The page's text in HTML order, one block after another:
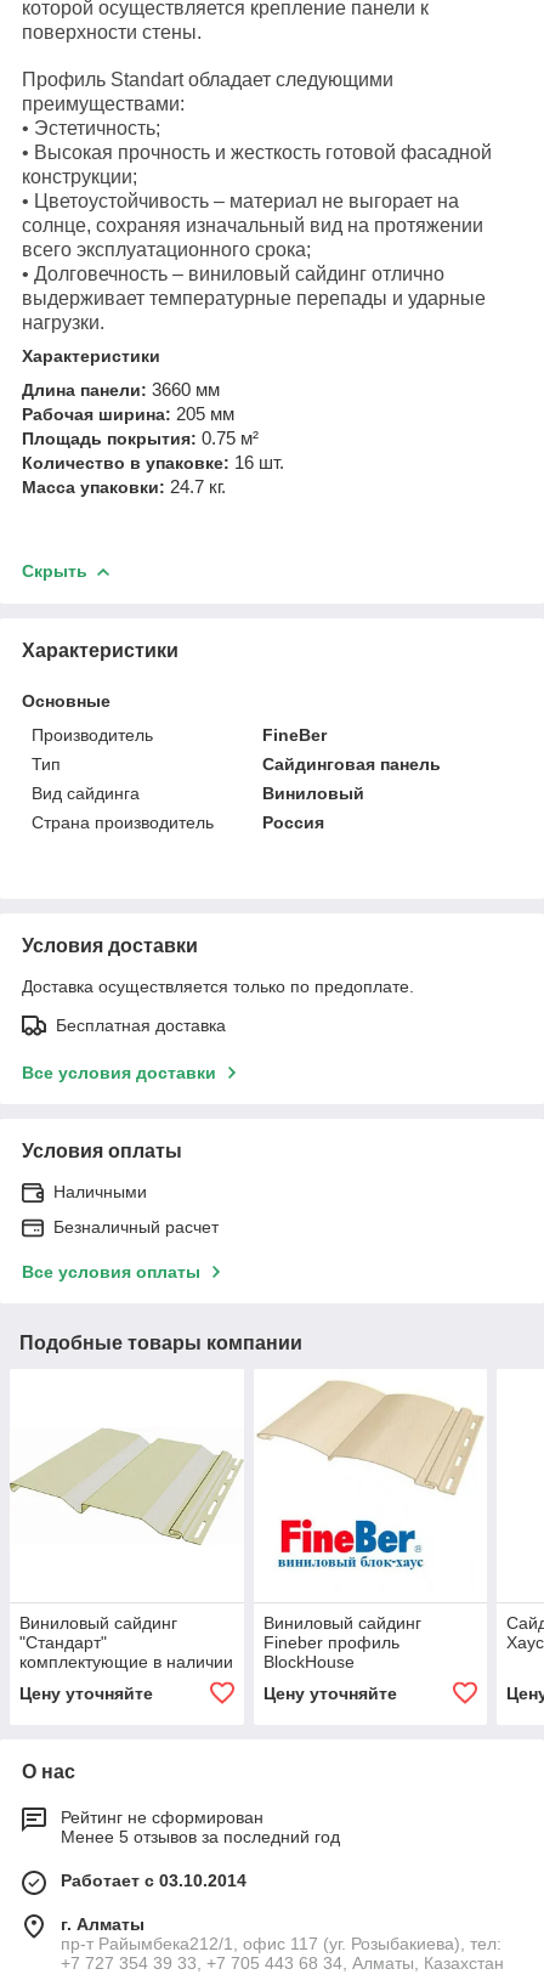
которой осуществляется крепление панели к
поверхности стены.
Профиль Standart обладает следующими
преимуществами:
• Эстетичность;
• Высокая прочность и жесткость готовой фасадной
конструкции;
• Цветоустойчивость – материал не выгорает на
солнце, сохраняя изначальный вид на протяжении
всего эксплуатационного срока;
• Долговечность – виниловый сайдинг отлично
выдерживает температурные перепады и ударные
нагрузки.
Характеристики
Длина панели: 3660 мм
Рабочая ширина: 205 мм
Площадь покрытия: 0.75 м²
Количество в упаковке: 16 шт.
Масса упаковки: 24.7 кг.
Скрыть
Характеристики
Основные
Производитель
FineBer
Тип
Сайдинговая панель
Вид сайдинга
Виниловый
Страна производитель
Россия
Условия доставки
Доставка осуществляется только по предоплате.
Бесплатная доставка
Все условия доставки
Условия оплаты
Наличными
Безналичный расчет
Все условия оплаты
Подобные товары компании
Виниловый сайдинг
"Стандарт"
комплектующие в наличии
Цену уточняйте
Виниловый сайдинг
Fineber профиль
BlockHouse
Цену уточняйте
О нас
Рейтинг не сформирован
Менее 5 отзывов за последний год
Работает с 03.10.2014
г. Алматы
пр-т Райымбека212/1, офис 117 (уг. Розыбакиева), тел:
+7 727 354 39 33, +7 705 443 68 34, Алматы, Казахстан